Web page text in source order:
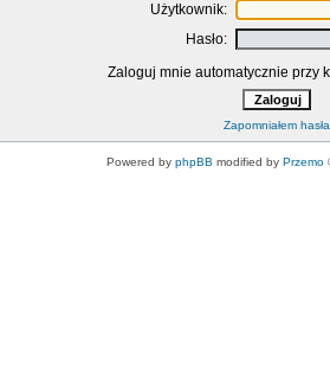
Użytkownik:
Hasło:
Zaloguj mnie automatycznie przy
Zapomniałem hasła
Powered by phpBB modified by Przemo